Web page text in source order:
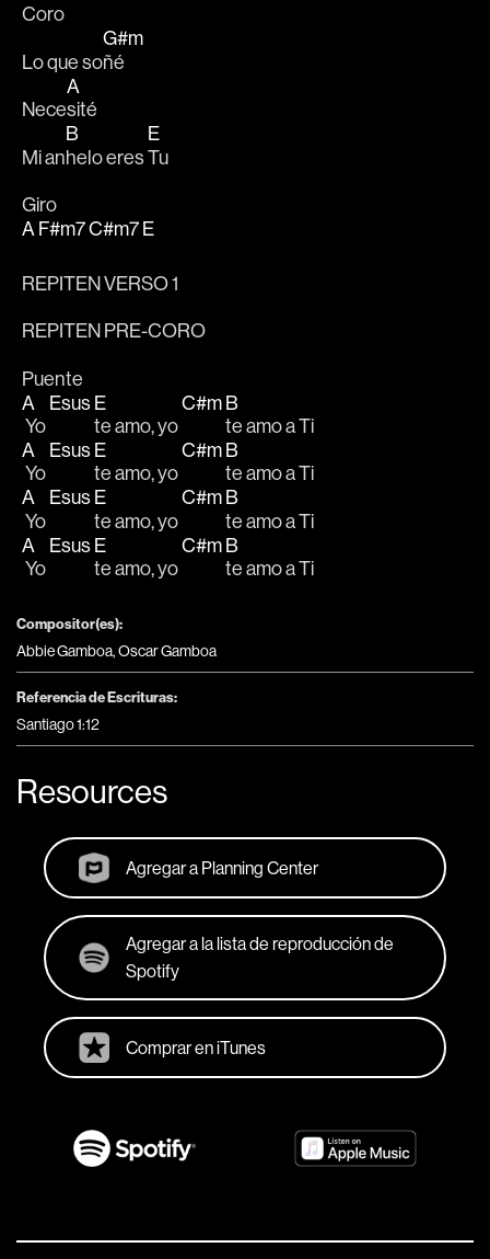
Coro
Lo que so
G#m
ñé
Nece
A
sité
Mi an
B
helo eres
E
Tu
Giro
AF#m7C#m7E
REPITEN VERSO 1
REPITEN PRE-CORO
Puente
A
Yo
EsusE
te amo, yo
C#mB
te amo a Ti
A
Yo
EsusE
te amo, yo
C#mB
te amo a Ti
A
Yo
EsusE
te amo, yo
C#mB
te amo a Ti
A
Yo
EsusE
te amo, yo
C#mB
te amo a Ti
Compositor(es):
Abbie Gamboa, Oscar Gamboa
Referencia de Escrituras:
Santiago 1:12
Resources
Agregar a Planning Center
Agregar a la lista de reproducción de
Spotify
Comprar en iTunes